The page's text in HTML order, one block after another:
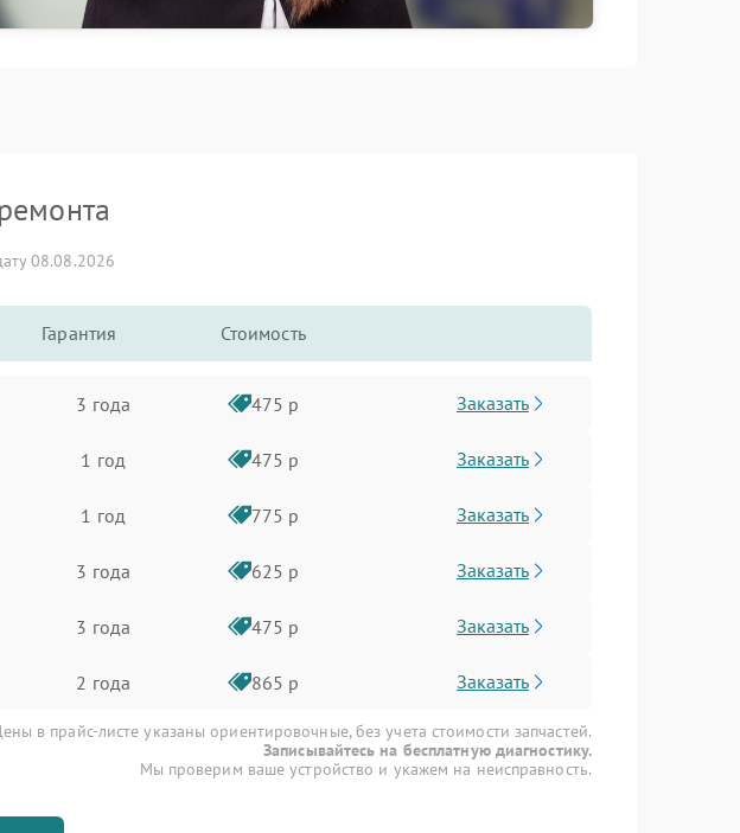
08.08.2026
Гарантия Стоимость
3 года 475 р Заказать
1 год 475 р Заказать
1 год 775 р Заказать
3 года 625 р Заказать
3 года 475 р Заказать
2 года 865 р Заказать
в прайс-листе указаны ориентировочные, без учета стоимости запчастей.
Записывайтесь на бесплатную диагностику.
Мы проверим ваше устройство и укажем на неисправность.